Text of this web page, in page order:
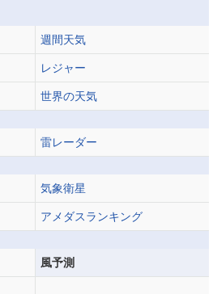
週間天気
レジャー
世界の天気
雷レーダー
気象衛星
アメダスランキング
風予測